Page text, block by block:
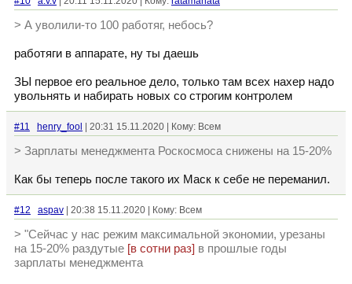
> А уволили-то 100 работяг, небось?
работяги в аппарате, ну ты даешь
ЗЫ первое его реальное дело, только там всех нахер надо
увольнять и набирать новых со строгим контролем
#11 henry_fool | 20:31 15.11.2020 | Кому: Всем
> Зарплаты менеджмента Роскосмоса снижены на 15-20%
Как бы теперь после такого их Маск к себе не переманил.
#12 aspav | 20:38 15.11.2020 | Кому: Всем
> "Сейчас у нас режим максимальной экономии, урезаны
на 15-20% раздутые [в сотни раз] в прошлые годы
зарплаты менеджмента